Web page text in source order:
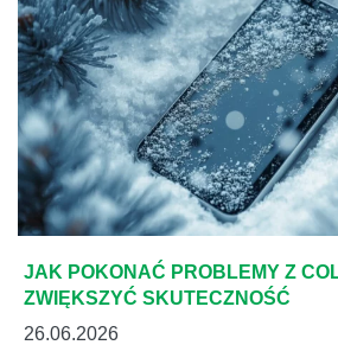
JAK POKONAĆ PROBLEMY Z
ZWIĘKSZYĆ SKUTECZNOŚĆ
26.06.2026